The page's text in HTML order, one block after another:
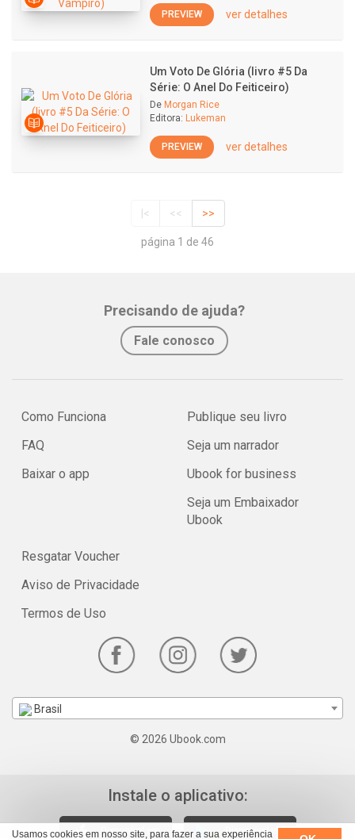
Usamos cookies em nosso site, para fazer a sua experiência
PREVIEW ver detalhes
Um Voto De Glória (livro #5 Da
Série: O Anel Do Feiticeiro)
De Morgan Rice
Editora: Lukeman
PREVIEW ver detalhes
|< << >>
página 1 de 46
Precisando de ajuda?
Fale conosco
Como Funciona
FAQ
Baixar o app
Publique seu livro
Seja um narrador
Ubook for business
Seja um Embaixador
Ubook
Resgatar Voucher
Aviso de Privacidade
Termos de Uso
Brasil
© 2026 Ubook.com
Instale o aplicativo: